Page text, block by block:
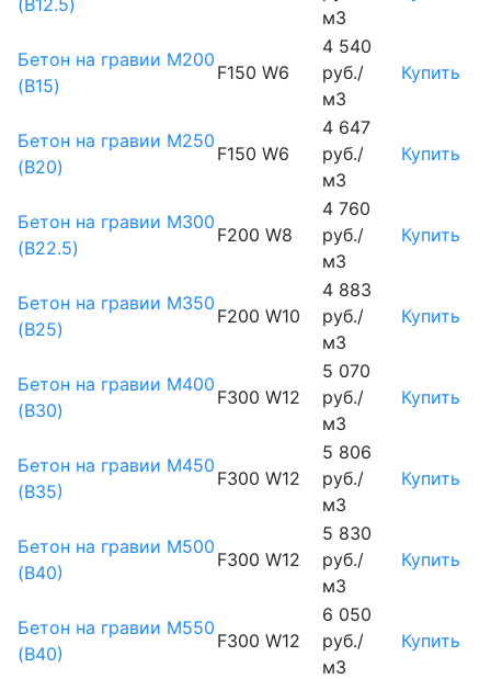
м3
Бетон на гравии М200
(B15)
F150 W6
4 540
руб./
м3
Купить
Бетон на гравии М250
(B20)
F150 W6
4 647
руб./
м3
Купить
Бетон на гравии М300
(B22.5)
F200 W8
4 760
руб./
м3
Купить
Бетон на гравии М350
(B25)
F200 W10
4 883
руб./
м3
Купить
Бетон на гравии М400
(B30)
F300 W12
5 070
руб./
м3
Купить
Бетон на гравии М450
(В35)
F300 W12
5 806
руб./
м3
Купить
Бетон на гравии М500
(В40)
F300 W12
5 830
руб./
м3
Купить
Бетон на гравии М550
(В40)
F300 W12
6 050
руб./
м3
Купить